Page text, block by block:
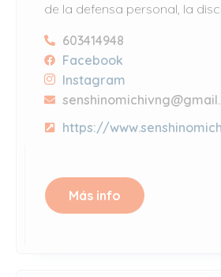
de la defensa personal, la
603414948
Facebook
Instagram
https://
Más info